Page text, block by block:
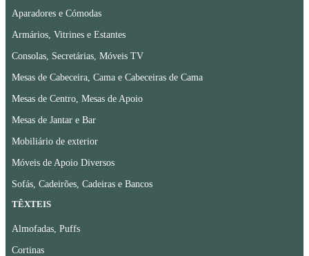
Aparadores e Cómodas
Armários, Vitrines e Estantes
Consolas, Secretárias, Móveis TV
Mesas de Cabeceira, Cama e Cabeceiras de Cama
Mesas de Centro, Mesas de Apoio
Mesas de Jantar e Bar
Mobiliário de exterior
Móveis de Apoio Diversos
Sofás, Cadeirões, Cadeiras e Bancos
TÊXTEIS
Almofadas, Puffs
Cortinas